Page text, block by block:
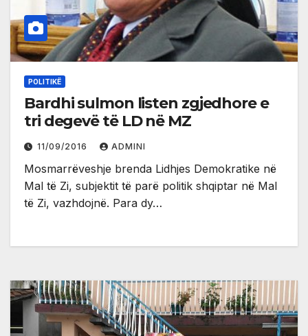
POLITIKË
Bardhi sulmon listen zgjedhore e
tri degevë të LD në MZ
11/09/2016 ADMINI
Mosmarrëveshje brenda Lidhjes Demokratike në
Mal të Zi, subjektit të parë politik shqiptar në Mal
të Zi, vazhdojnë. Para dy…